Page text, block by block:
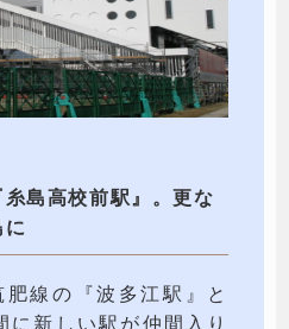
島高校前駅』。更な
線の『波多江駅』と
に新しい駅が仲間入り